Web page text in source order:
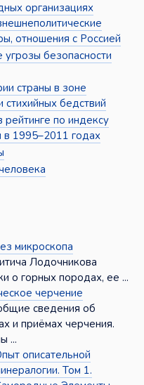
организациях
отношения с Россией
безопасности
страны в зоне
бедствий
по индексу
в 1995–2011 годах
микроскопа
Лодочникова
о горных породах, ее ...
черчение
сведения об
и приёмах черчения.
...
описательной
Том 1.